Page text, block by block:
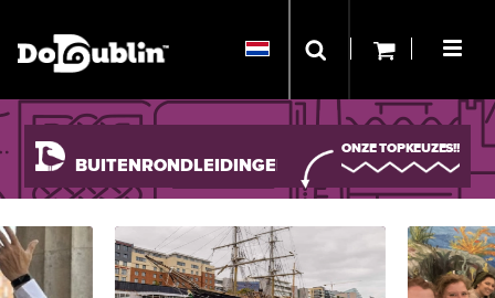
BUITENRONDLEIDINGEN
EN ATTRACTIES
ONZE TOPKEUZES!!